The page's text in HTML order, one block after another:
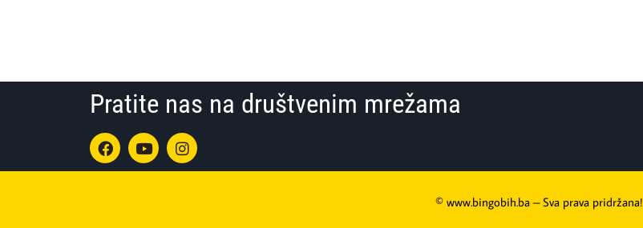
Pratite nas na društvenim mrežama
© www.bingobih.ba – Sva prava pridržana!